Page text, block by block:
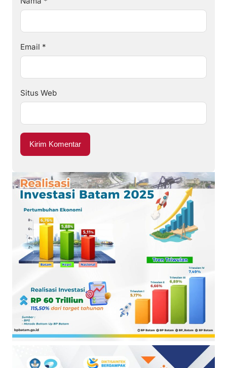
Email *
Situs Web